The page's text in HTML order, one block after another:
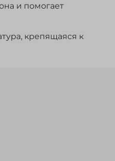
и помогает
крепящаяся к